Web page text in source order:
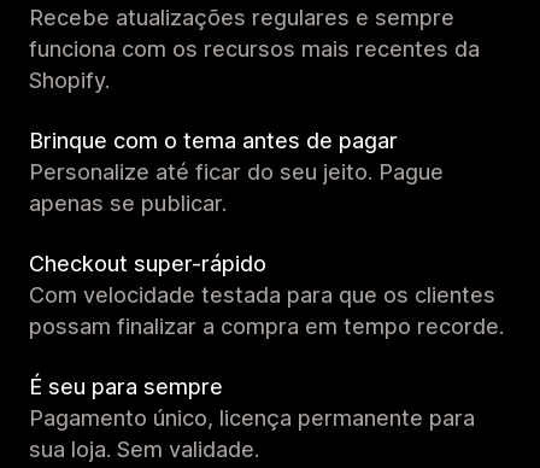
Recebe atualizações regulares e sempre
funciona com os recursos mais recentes da
Shopify.
Brinque com o tema antes de pagar
Personalize até ficar do seu jeito. Pague
apenas se publicar.
Checkout super-rápido
Com velocidade testada para que os clientes
possam finalizar a compra em tempo recorde.
É seu para sempre
Pagamento único, licença permanente para
sua loja. Sem validade.